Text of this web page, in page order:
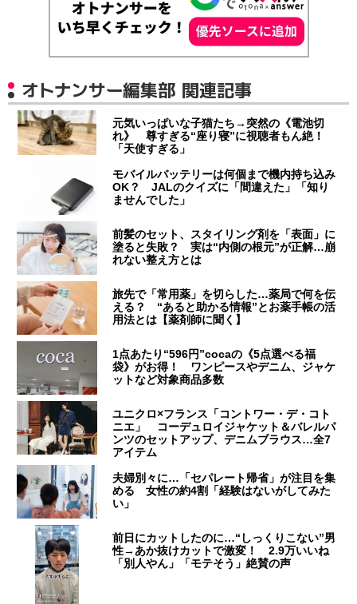
オトナンサー編集部 関連記事
元気いっぱいな子猫たち→突然の《電池切
れ》 尊すぎる“座り寝”に視聴者もん絶！
「天使すぎる」
モバイルバッテリーは何個まで機内持ち込み
OK？ JALのクイズに「間違えた」「知り
ませんでした」
前髪のセット、スタイリング剤を「表面」に
塗ると失敗？ 実は“内側の根元”が正解…崩
れない整え方とは
旅先で「常用薬」を切らした…薬局で何を伝
える？ “あると助かる情報”とお薬手帳の活
用法とは【薬剤師に聞く】
1点あたり“596円”cocaの《5点選べる福
袋》がお得！ ワンピースやデニム、ジャケ
ットなど対象商品多数
ユニクロ×フランス「コントワー・デ・コト
ニエ」 コーデュロイジャケット＆バレルパ
ンツのセットアップ、デニムブラウス…全7
アイテム
夫婦別々に…「セパレート帰省」が注目を集
める 女性の約4割「経験はないがしてみた
い」
前日にカットしたのに…“しっくりこない”男
性→あか抜けカットで激変！ 2.9万いいね
「別人やん」「モテそう」絶賛の声